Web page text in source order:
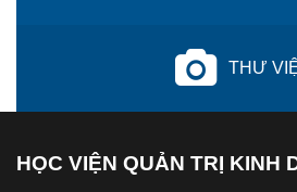
THƯ
HỌC VIỆN QUẢN TRỊ KINH